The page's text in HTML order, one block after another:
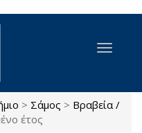
Toggle
> Σάμος > Βραβεία /
έτος